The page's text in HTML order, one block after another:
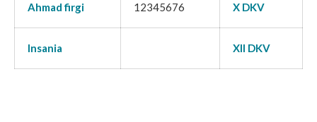
Ahmad firgi 12345676 X DKV
Insania XII DKV